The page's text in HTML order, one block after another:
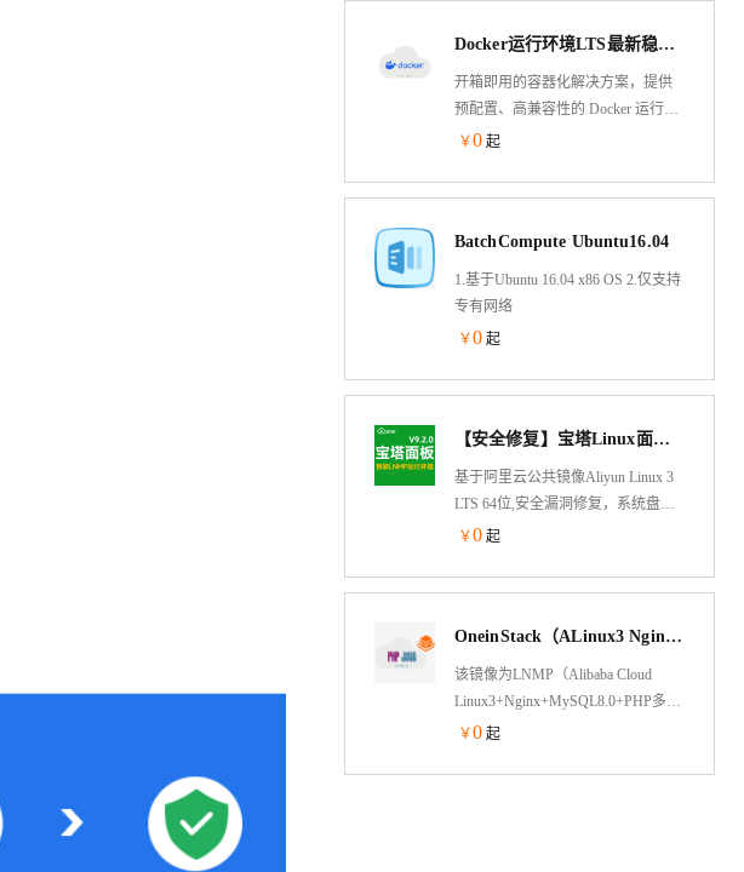
Docker运行环境LTS最新稳定版
开箱即用的容器化解决方案，提供
预配置、高兼容性的 Docker 运行环
境镜像，支持快速部署于阿里云
消除环境搭建复杂度，助力开发者
秒级启动容器应用，聚焦业务创新
而非运维配置。
￥0 起
BatchCompute Ubuntu16.04
1.基于Ubuntu 16.04 x86 OS 2.仅支持
专有网络
￥0 起
【安全修复】宝塔Linux面板V9.2.0 预装LNMP运行环境 AliLinux 3 LTS 64位(系统盘)bt服务器管理
基于阿里云公共镜像Aliyun Linux 3
LTS 64位,安全漏洞修复，系统盘运
行，安装宝塔面板V9.2.0 纯净版 预
件。
￥0 起
OneinStack（ALinux3 Nginx PHP JAVA）
该镜像为LNMP（Alibaba Cloud
Linux3+Nginx+MySQL8.0+PHP多版
本）+Tomcat架构，jemalloc优化内存
￥0 起